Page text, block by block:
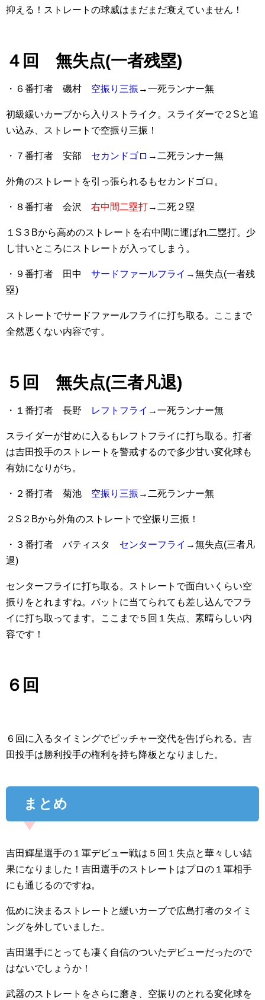
抑える！ストレートの球威はまだまだ衰えていません！
４回 無失点(一者残塁)
・６番打者 磯村 空振り三振 →一死ランナー無
初級緩いカーブから入りストライク。スライダーで２Sと追
い込み、ストレートで空振り三振！
・７番打者 安部 セカンドゴロ →二死ランナー無
外角のストレートを引っ張られるもセカンドゴロ。
・８番打者 会沢 右中間二塁打→二死２塁
１S３Bから高めのストレートを右中間に運ばれ二塁打。少
し甘いところにストレートが入ってしまう。
・９番打者 田中 サードファールフライ→無失点(一者残
塁)
ストレートでサードファールフライに打ち取る。ここまで
全然悪くない内容です。
５回 無失点(三者凡退)
・１番打者 長野 レフトフライ →一死ランナー無
スライダーが甘めに入るもレフトフライに打ち取る。打者
は吉田投手のストレートを警戒するので多少甘い変化球も
有効になりがち。
・２番打者 菊池 空振り三振 →二死ランナー無
２S２Bから外角のストレートで空振り三振！
・３番打者 バティスタ センターフライ →無失点(三者凡
退)
センターフライに打ち取る。ストレートで面白いくらい空
振りをとれますね。バットに当てられても差し込んでフラ
イに打ち取ってます。ここまで５回１失点、素晴らしい内
容です！
６回
６回に入るタイミングでピッチャー交代を告げられる。吉
田投手は勝利投手の権利を持ち降板となりました。
まとめ
吉田輝星選手の１軍デビュー戦は５回１失点と華々しい結
果になりました！吉田選手のストレートはプロの１軍相手
にも通じるのですね。
低めに決まるストレートと緩いカーブで広島打者のタイミ
ングを外していました。
吉田選手にとっても凄く自信のついたデビューだったので
はないでしょうか！
武器のストレートをさらに磨き、空振りのとれる変化球を